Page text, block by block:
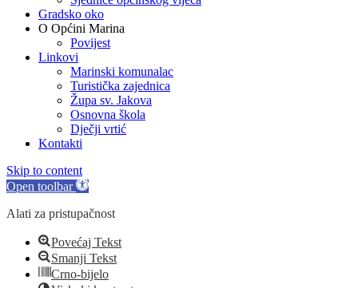
Gradsko oko
O Općini Marina
Povijest
Linkovi
Marinski komunalac
Turistička zajednica
Župa sv. Jakova
Osnovna škola
Dječji vrtić
Kontakti
Skip to content
Open toolbar
Alati za pristupačnost
Povećaj Tekst
Smanji Tekst
Crno-bijelo